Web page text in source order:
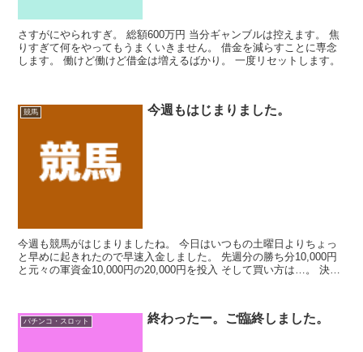
さすがにやられすぎ。 総額600万円 当分ギャンブルは控えます。 焦
りすぎて何をやってもうまくいきません。 借金を減らすことに専念
します。 働けど働けど借金は増えるばかり。 一度リセットします。
競馬 今週もはじまりました。
今週も競馬がはじまりましたね。 今日はいつもの土曜日よりちょっ
と早めに起きれたので早速入金しました。 先週分の勝ち分10,000円
と元々の軍資金10,000円の20,000円を投入 そして買い方は…。 決ま
パチンコ・スロット 終わったー。ご臨終しました。